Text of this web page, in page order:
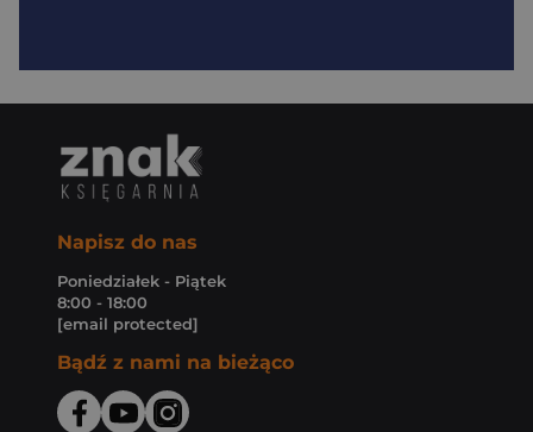
Napisz do nas
Poniedziałek - Piątek
8:00 - 18:00
[email protected]
Bądź z nami na bieżąco